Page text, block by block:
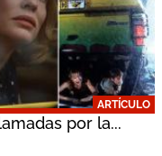
ARTÍCULO
por la...